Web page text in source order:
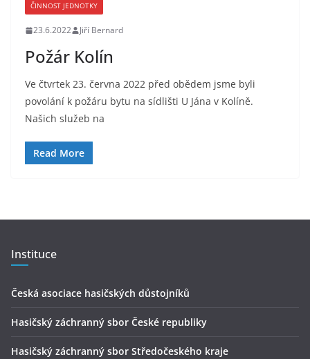
ČINNOST JEDNOTKY
23.6.2022 Jiří Bernard
Požár Kolín
Ve čtvrtek 23. června 2022 před obědem jsme byli
povolání k požáru bytu na sídlišti U Jána v Kolíně.
Našich služeb na
Read More
Instituce
Česká asociace hasičských důstojníků
Hasičský záchranný sbor České republiky
Hasičský záchranný sbor Středočeského kraje